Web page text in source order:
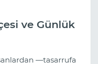
ve Günlük
—tasarrufa